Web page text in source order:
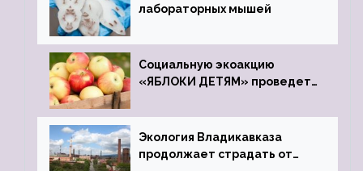
лабораторных мышей
Социальную экоакцию
«ЯБЛОКИ ДЕТЯМ» проведет
Экология Владикавказа
продолжает страдать от